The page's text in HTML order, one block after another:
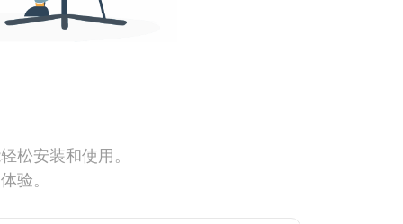
松安装和使用。
验。